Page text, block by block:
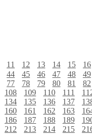
11 12 13 14 15
16
44 45 46 47 48
49
77 78 79 80 81
82
108 109 110 111
134 135 136 137
160 161 162 163
186 187 188 189
212 213 214 215